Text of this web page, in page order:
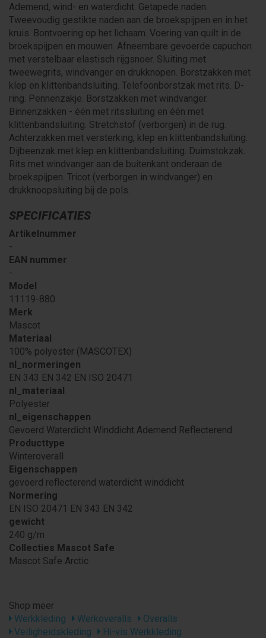
Ademend, wind- en waterdicht. Getapede naden.
Tweevoudig gestikte naden aan de broekspijpen en in het
kruis. Bontvoering op het lichaam. Voering van quilt in de
broekspijpen en mouwen. Afneembare gevoerde capuchon
met verstelbaar elastisch rijgsnoer. Sluiting met
tweewegrits, windvanger en drukknopen. Borstzakken met
klep en klittenbandsluiting. Telefoonborstzak met rits. D-
ring. Pennenzakje. Borstzakken met windvanger.
Binnenzakken - één met ritssluiting en één met
klittenbandsluiting. Stretchstof (verborgen) in de rug.
Achterzakken met versterking, klep en klittenbandsluiting.
Dijbeenzak met klep en klittenbandsluiting. Duimstokzak.
Rits met windvanger aan de buitenkant onderaan de
broekspijpen. Tricot (verborgen in windvanger) en
drukknoopsluiting bij de pols.
SPECIFICATIES
Artikelnummer
-
EAN nummer
-
Model
11119-880
Merk
Mascot
Materiaal
100% polyester (MASCOTEX)
nl_normeringen
EN 343 EN 342 EN ISO 20471
nl_materiaal
Polyester
nl_eigenschappen
Gevoerd Waterdicht Winddicht Ademend Reflecterend
Producttype
Winteroverall
Eigenschappen
gevoerd reflecterend waterdicht winddicht
Normering
EN ISO 20471 EN 343 EN 342
gewicht
240 g/m
Collecties Mascot Safe
Mascot Safe Arctic
Shop meer
Werkkleding
Werkoveralls
Overalls
Veiligheidskleding
Hi-vis Werkkleding